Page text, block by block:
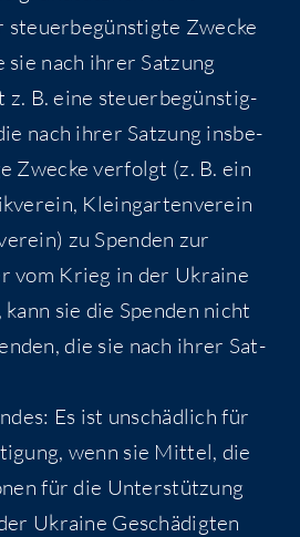
Zwe­cke
sie nach ihrer Sat­zung
z. B. eine steu­er­be­güns­tig­
nach ihrer Sat­zung ins­be­
Zwe­cke ver­folgt (z. B. ein
Klein­gar­ten­ver­ein
zu Spen­den zur
vom Krieg in der Ukrai­ne
sie die Spen­den nicht
die sie nach ihrer Sat­
Es ist unschäd­lich für
wenn sie Mit­tel, die
für die Unter­stüt­zung
Ukrai­ne Geschä­dig­ten